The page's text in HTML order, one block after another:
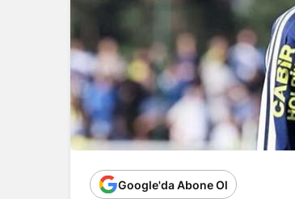
Google'da Abone Ol